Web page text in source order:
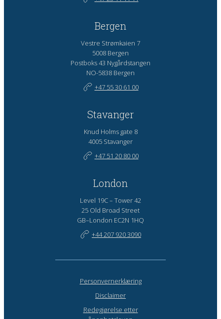
Bergen
Vestre Strømkaien 7
5008 Bergen
Postboks 43 Nygårdstangen
NO-5838 Bergen
+47 55 30 61 00
Stavanger
Knud Holms gate 8
4005 Stavanger
+47 51 20 80 00
London
Level 19C – Tower 42
25 Old Broad Street
GB–London EC2N 1HQ
+44 207 920 3090
Personvernerklæring
Disclaimer
Redegjørelse etter